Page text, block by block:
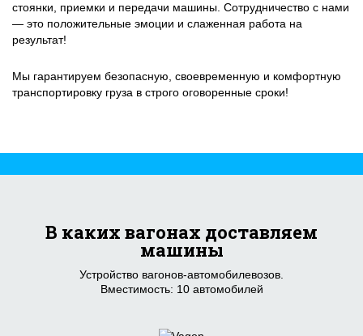
стоянки, приемки и передачи машины. Сотрудничество с нами
— это положительные эмоции и слаженная работа на
результат!
Мы гарантируем безопасную, своевременную и комфортную
транспортировку груза в строго оговоренные сроки!
В каких вагонах доставляем
машины
Устройство вагонов-автомобилевозов.
Вместимость: 10 автомобилей